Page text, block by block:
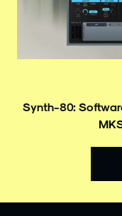
Synth-80: